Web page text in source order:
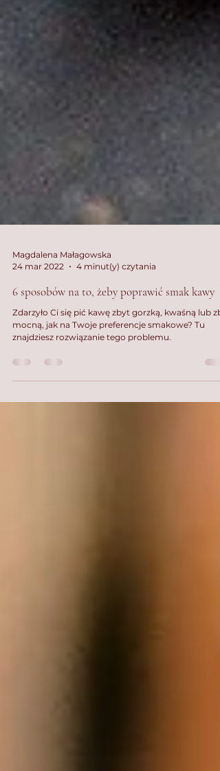
Magdalena Małagowska
24 mar 2022
4 minut(y) czytania
6 sposobów na to, żeby poprawić smak kawy
Zdarzyło Ci się pić kawę zbyt gorzką, kwaśną lub
znajdziesz rozwiązanie tego problemu.